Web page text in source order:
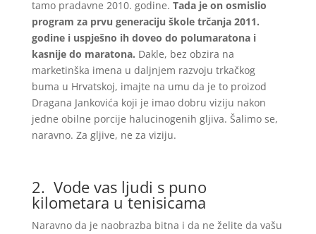
tamo pradavne 2010. godine. Tada je on osmislio
program za prvu generaciju škole trčanja 2011.
godine i uspješno ih doveo do polumaratona i
kasnije do maratona. Dakle, bez obzira na
marketinška imena u daljnjem razvoju trkačkog
buma u Hrvatskoj, imajte na umu da je to proizod
Dragana Jankovića koji je imao dobru viziju nakon
jedne obilne porcije halucinogenih gljiva. Šalimo se,
naravno. Za gljive, ne za viziju.
2. Vode vas ljudi s puno
kilometara u tenisicama
Naravno da je naobrazba bitna i da ne želite da vašu